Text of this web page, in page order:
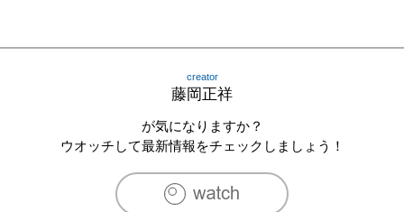
creator
藤岡正祥
が気になりますか？
ウオッチして最新情報をチェックしましょう！